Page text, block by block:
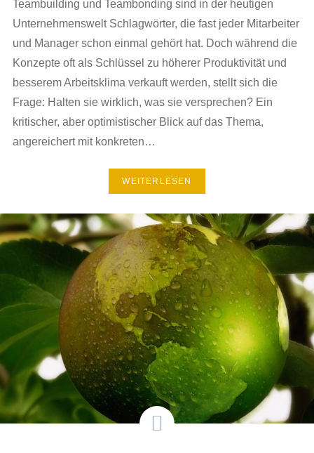
Teambuilding und Teambonding sind in der heutigen
Unternehmenswelt Schlagwörter, die fast jeder Mitarbeiter
und Manager schon einmal gehört hat. Doch während die
Konzepte oft als Schlüssel zu höherer Produktivität und
besserem Arbeitsklima verkauft werden, stellt sich die
Frage: Halten sie wirklich, was sie versprechen? Ein
kritischer, aber optimistischer Blick auf das Thema,
angereichert mit konkreten…
WEITERLESEN